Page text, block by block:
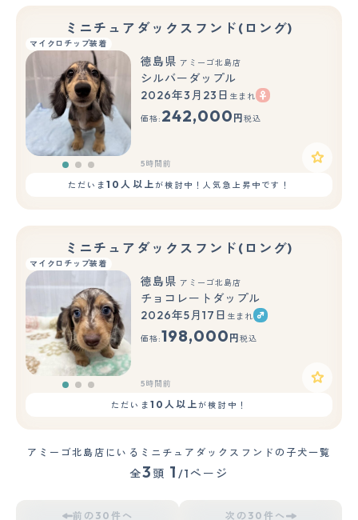
ミニチュアダックスフンド(ロング)
マイクロチップ装着
もっと見る
徳島県 アミーゴ北島店
シルバーダップル
2026年3月23日 生まれ
価格: 242,000 円 税込
5時間前
ただいま10人以上が検討中！人気急上昇中です！
ミニチュアダックスフンド(ロング)
マイクロチップ装着
もっと見る
徳島県 アミーゴ北島店
チョコレートダップル
2026年5月17日 生まれ
価格:198,000 円 税込
5時間前
ただいま 10人以上が検討中！
アミーゴ北島店にいるミニチュアダックスフンドの子犬一覧
全3 頭 1 /1ページ
前の30件へ 次の30件へ